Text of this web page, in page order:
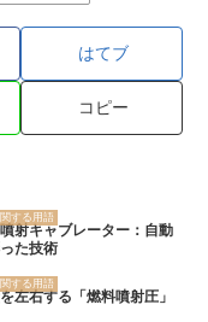
はてブ
コピー
する用語
射キャブレーター：自動
た技術
する用語
左右する「燃料噴射圧」